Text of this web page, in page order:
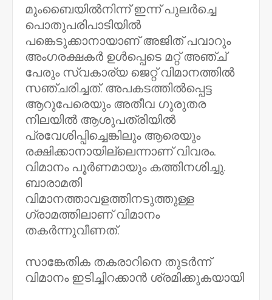
മുംബൈയിൽനിന്ന് ഇന്ന് പുലർച്ചെ
പൊതുപരിപാടിയിൽ
പങ്കെടുക്കാനായാണ് അജിത് പവാറും
അംഗരക്ഷകർ ഉൾപ്പെടെ മറ്റ് അഞ്ച്
പേരും സ്വകാര്യ ജെറ്റ് വിമാനത്തിൽ
സഞ്ചരിച്ചത്. അപകടത്തിൽപ്പെട്ട
ആറുപേരെയും അതീവ ഗുരുതര
നിലയിൽ ആശുപത്രിയിൽ
പ്രവേശിപ്പിച്ചെങ്കിലും ആരെയും
രക്ഷിക്കാനായില്ലെന്നാണ് വിവരം.
വിമാനം പൂർണമായും കത്തിനശിച്ചു.
ബാരാമതി
വിമാനത്താവളത്തിനടുത്തുള്ള
ഗ്രാമത്തിലാണ് വിമാനം
തകർന്നുവീണത്.
സാങ്കേതിക തകരാറിനെ തുടർന്ന്
വിമാനം ഇടിച്ചിറക്കാൻ ശ്രമിക്കുകയായി